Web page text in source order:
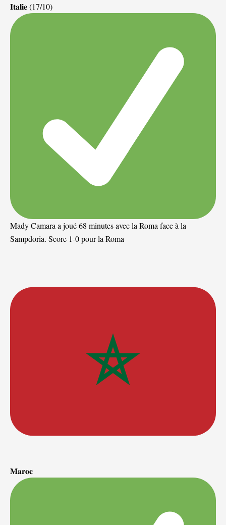
𝐈𝐭𝐚𝐥𝐢𝐞 (17/10)
Mady Camara a joué 68 minutes avec la Roma face à la
Sampdoria. Score 1-0 pour la Roma
𝐌𝐚𝐫𝐨𝐜